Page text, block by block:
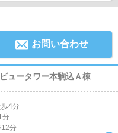
お問い合わせ
ュータワー本駒込Ａ棟
歩4分
分
12分